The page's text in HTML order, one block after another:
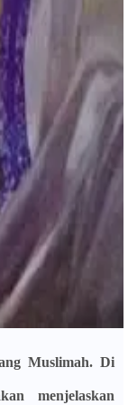
Muslimah. Di
menjelaskan